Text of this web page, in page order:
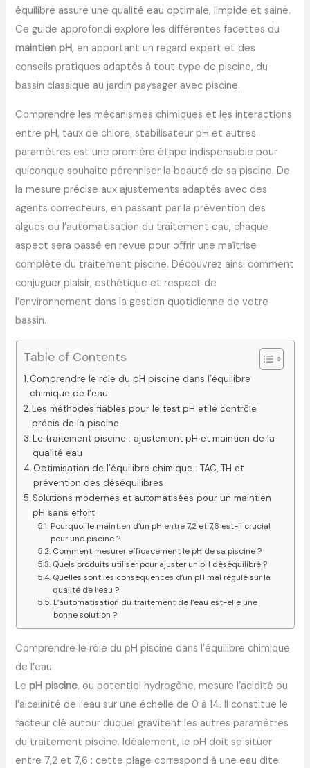
équilibre assure une qualité eau optimale, limpide et saine.
Ce guide approfondi explore les différentes facettes du
maintien pH, en apportant un regard expert et des
conseils pratiques adaptés à tout type de piscine, du
bassin classique au jardin paysager avec piscine.
Comprendre les mécanismes chimiques et les interactions
entre pH, taux de chlore, stabilisateur pH et autres
paramètres est une première étape indispensable pour
quiconque souhaite pérenniser la beauté de sa piscine. De
la mesure précise aux ajustements adaptés avec des
agents correcteurs, en passant par la prévention des
algues ou l’automatisation du traitement eau, chaque
aspect sera passé en revue pour offrir une maîtrise
complète du traitement piscine. Découvrez ainsi comment
conjuguer plaisir, esthétique et respect de
l’environnement dans la gestion quotidienne de votre
bassin.
Table of Contents
Comprendre le rôle du pH piscine dans l’équilibre
chimique de l’eau
Les méthodes fiables pour le test pH et le contrôle
précis de la piscine
Le traitement piscine : ajustement pH et maintien de la
qualité eau
Optimisation de l’équilibre chimique : TAC, TH et
prévention des déséquilibres
Solutions modernes et automatisées pour un maintien
pH sans effort
Pourquoi le maintien d’un pH entre 7,2 et 7,6 est-il crucial
pour une piscine ?
Comment mesurer efficacement le pH de sa piscine ?
Quels produits utiliser pour ajuster un pH déséquilibré ?
Quelles sont les conséquences d’un pH mal régulé sur la
qualité de l’eau ?
L’automatisation du traitement de l’eau est-elle une
bonne solution ?
Comprendre le rôle du pH piscine dans l’équilibre chimique
de l’eau
LepH piscine, ou potentiel hydrogène, mesure l’acidité ou
l’alcalinité de l’eau sur une échelle de 0 à 14. Il constitue le
facteur clé autour duquel gravitent les autres paramètres
du traitement piscine. Idéalement, le pH doit se situer
entre 7,2 et 7,6 : cette plage correspond à une eau dite